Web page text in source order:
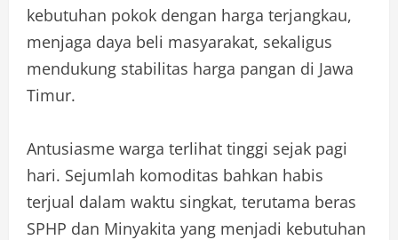
kebutuhan pokok dengan harga terjangkau,
menjaga daya beli masyarakat, sekaligus
mendukung stabilitas harga pangan di Jawa
Timur.
Antusiasme warga terlihat tinggi sejak pagi
hari. Sejumlah komoditas bahkan habis
terjual dalam waktu singkat, terutama beras
SPHP dan Minyakita yang menjadi kebutuhan